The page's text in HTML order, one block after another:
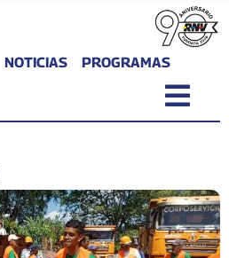
NOTICIAS PROGRAMAS